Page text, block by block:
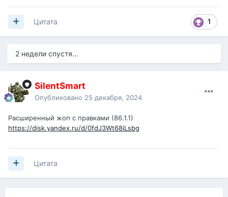
1
Цитата
2 недели спустя...
SilentSmart
Опубликовано 25 декабря, 2024
Расширенный жоп с правками (86.1.1)
https://disk.yandex.ru/d/0fdJ3Wt68iLsbg
Цитата